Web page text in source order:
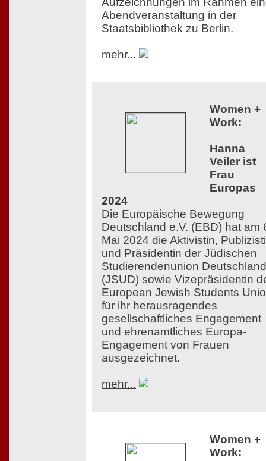
Abendveranstaltung in der
Staatsbibliothek zu Berlin.
mehr...
Women +
Work:
Hanna
Veiler ist
Frau
Europas
2024
Die Europäische Bewegung
Deutschland e.V. (EBD) hat am
Mai 2024 die Aktivistin,
und Präsidentin der Jüdischen
Studierendenunion
(JSUD) sowie Vizepräsidentin
European Jewish Students
für ihr herausragendes
gesellschaftliches Engagement
und ehrenamtliches Europa-
Engagement von Frauen
ausgezeichnet.
mehr...
Women +
Work: